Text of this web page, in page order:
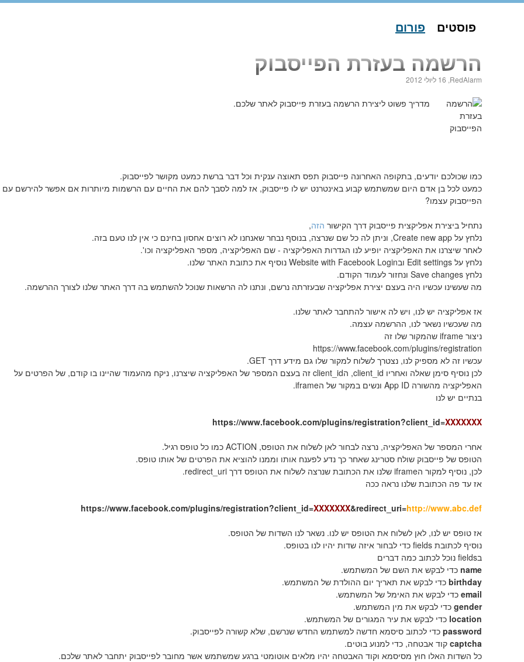
פוסטים פורום
הרשמה בעזרת הפייסבוק
RedAlarm, 16 ליולי 2012
מדריך פשוט ליצירת הרשמה בעזרת פייסבוק לאתר שלכם.
כמו שכולכם יודעים, בתקופה האחרונה פייסבוק תפס תאוצה ענקית וכל דבר ברשת כמעט מקושר לפייסבוק.
כמעט לכל בן אדם היום שמשתמש קבוע באינטרנט יש לו פייסבוק, אז למה לסבך להם את החיים עם הרשמות מיותרות אם אפשר להירשם עם
הפייסבוק עצמו?
נתחיל ביצירת אפליקצית פייסבוק דרך הקישור הזה,
נלחץ על Create new app, וניתן לה כל שם שנרצה, בנוסף נבחר שאנחנו לא רוצים אחסון בחינם כי אין לנו טעם בזה.
לאחר שיצרנו את האפליקציה יופיע לנו הגדרות האפליקציה - שם האפליקציה, מספר האפליקציה וכו'.
נלחץ על Edit settings ובWebsite with Facebook Login נוסיף את כתובת האתר שלנו.
נלחץ Save changes ונחזור לעמוד הקודם.
מה שעשינו עכשיו היה בעצם יצירת אפליקציה שבעזרתה נרשם, ונתנו לה הרשאות שנוכל להשתמש בה דרך האתר שלנו לצורך ההרשמה.
אז אפליקציה יש לנו, ויש לה אישור להתחבר לאתר שלנו.
מה שעכשיו נשאר לנו, ההרשמה עצמה.
ניצור iframe שהמקור שלו זה
https://www.facebook.com/plugins/registration
עכשיו זה לא מספיק לנו, נצטרך לשלוח למקור שלו גם מידע דרך GET.
לכן נוסיף סימן שאלה ואחריו client_id, הclient_id זה בעצם המספר של האפליקציה שיצרנו, ניקח מהעמוד שהיינו בו קודם, של הפרטים על
האפליקציה מהשורה App ID ונשים במקור של הiframe.
בנתיים יש לנו
https://www.facebook.com/plugins/registration?client_id=XXXXXXX
אחרי המספר של האפליקציה, נרצה לבחור לאן לשלוח את הטופס, ACTION כמו כל טופס רגיל.
הטופס של פייסבוק שולח סטרינג שאחר כך נדע לפענח אותו וממנו להוציא את הפרטים של אותו טופס.
לכן, נוסיף למקור הiframe שלנו את הכתובת שנרצה לשלוח את הטופס דרך redirect_uri.
אז עד פה הכתובת שלנו נראה ככה
https://www.facebook.com/plugins/registration?client_id=XXXXXXX&redirect_uri=http://www.abc.def
אז טופס יש לנו, לאן לשלוח את הטופס יש לנו. נשאר לנו השדות של הטופס.
נוסיף לכתובת fields כדי לבחור איזה שדות יהיו לנו בטופס.
בfields נוכל לכתוב כמה דברים
name כדי לבקש את השם של המשתמש.
birthday כדי לבקש את תאריך יום ההולדת של המשתמש.
email כדי לבקש את האימל של המשתמש.
gender כדי לבקש את מין המשתמש.
location כדי לבקש את עיר המגורים של המשתמש.
password כדי לכתוב סיסמא חדשה למשתמש החדש שנרשם, שלא קשורה לפייסבוק.
captcha קוד אבטחה, כדי למנוע בוטים.
כל השדות האלו חוץ מסיסמא וקוד האבטחה יהיו מלאים אוטומטי ברגע שמשתמש אשר מחובר לפייסבוק יתחבר לאתר שלכם.